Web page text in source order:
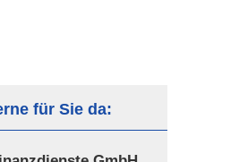
für Sie da: